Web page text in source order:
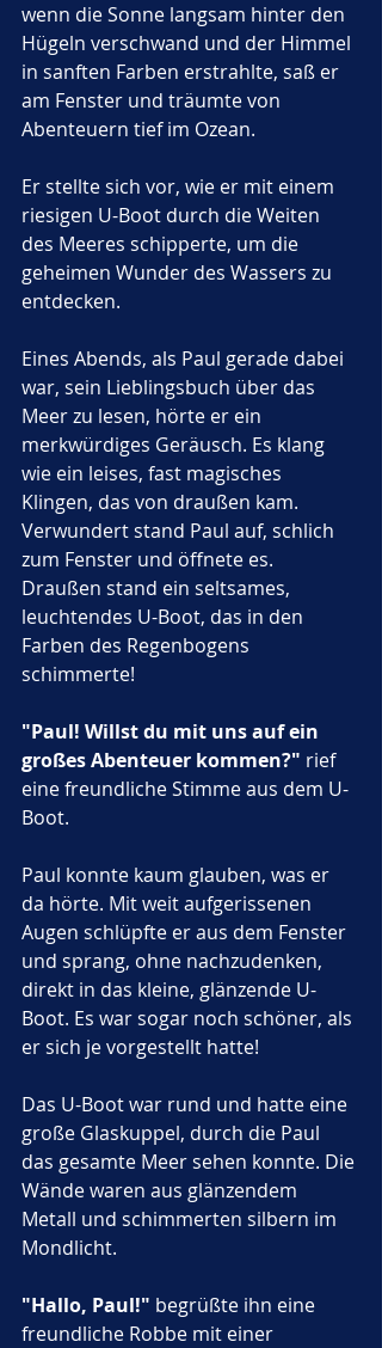
wenn die Sonne langsam hinter den
Hügeln verschwand und der Himmel
in sanften Farben erstrahlte, saß er
am Fenster und träumte von
Abenteuern tief im Ozean.
Er stellte sich vor, wie er mit einem
riesigen U-Boot durch die Weiten
des Meeres schipperte, um die
geheimen Wunder des Wassers zu
entdecken.
Eines Abends, als Paul gerade dabei
war, sein Lieblingsbuch über das
Meer zu lesen, hörte er ein
merkwürdiges Geräusch. Es klang
wie ein leises, fast magisches
Klingen, das von draußen kam.
Verwundert stand Paul auf, schlich
zum Fenster und öffnete es.
Draußen stand ein seltsames,
leuchtendes U-Boot, das in den
Farben des Regenbogens
schimmerte!
"Paul! Willst du mit uns auf ein
großes Abenteuer kommen?" rief
eine freundliche Stimme aus dem U-
Boot.
Paul konnte kaum glauben, was er
da hörte. Mit weit aufgerissenen
Augen schlüpfte er aus dem Fenster
und sprang, ohne nachzudenken,
direkt in das kleine, glänzende U-
Boot. Es war sogar noch schöner, als
er sich je vorgestellt hatte!
Das U-Boot war rund und hatte eine
große Glaskuppel, durch die Paul
das gesamte Meer sehen konnte. Die
Wände waren aus glänzendem
Metall und schimmerten silbern im
Mondlicht.
"Hallo, Paul!" begrüßte ihn eine
freundliche Robbe mit einer